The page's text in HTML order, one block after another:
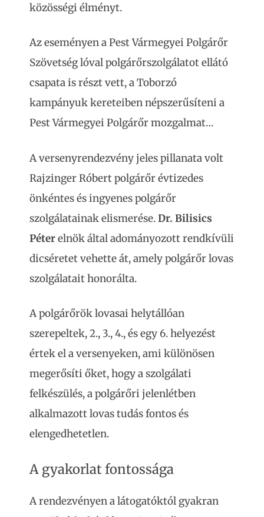
közösségi élményt.
Az eseményen a Pest Vármegyei Polgárőr
Szövetség lóval polgárőrszolgálatot ellátó
csapata is részt vett, a Toborzó
kampányuk kereteiben népszerűsíteni a
Pest Vármegyei Polgárőr mozgalmat…
A versenyrendezvény jeles pillanata volt
Rajzinger Róbert polgárőr évtizedes
önkéntes és ingyenes polgárőr
szolgálatainak elismerése.Dr. Bilisics
Péterelnök által adományozott rendkívüli
dicséretet vehette át, amely polgárőr lovas
szolgálatait honorálta.
A polgárőrök lovasai helytállóan
szerepeltek, 2., 3., 4., és egy 6. helyezést
értek el a versenyeken, ami különösen
megerősíti őket, hogy a szolgálati
felkészülés, a polgárőri jelenlétben
alkalmazott lovas tudás fontos és
elengedhetetlen.
A gyakorlat fontossága
A rendezvényen a látogatóktól gyakran